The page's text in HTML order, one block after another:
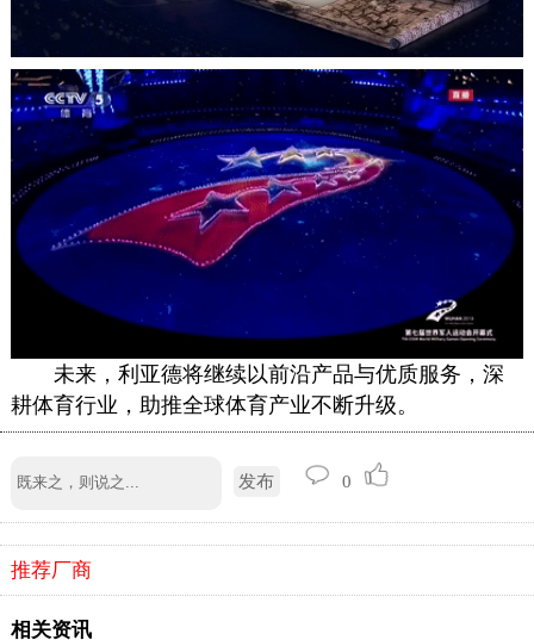
未来，利亚德将继续以前沿产品与优质服务，深
耕体育行业，助推全球体育产业不断升级。
发布 0
推荐厂商
相关资讯